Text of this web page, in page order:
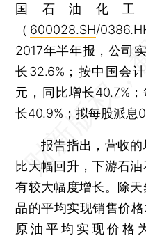
国石油化
（ 600028.SH/
2017年半年报，公司
长32.6%；按中国会
元，同比增长40.7%
长40.9%；拟每股派息
报告指出，营收的
比大幅回升，下游石
有较大幅度增长。除
品的平均实现销售价
原油平均实现价格